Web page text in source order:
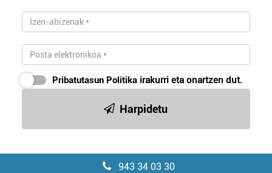
Pribatutasun Politika irakurri eta onartzen dut.
Harpidetu
943 34 03 30